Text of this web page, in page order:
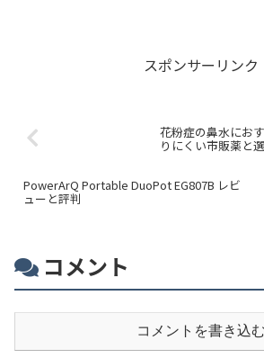
スポンサーリンク
花粉症の鼻水にお
りにくい市販薬と
PowerArQ Portable DuoPot EG807B レビ
ューと評判
コメント
コメントを書き込む